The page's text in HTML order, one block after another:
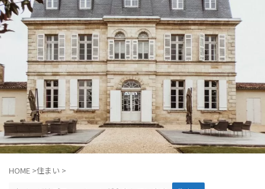
HOME >住まい >